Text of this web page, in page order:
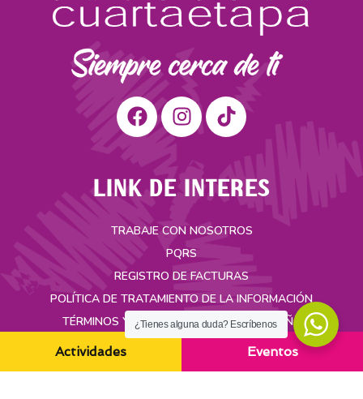
LINK DE INTERES
TRABAJE CON NOSOTROS
PQRS
REGISTRO DE FACTURAS
POLÍTICA DE TRATAMIENTO DE LA INFORMACIÓN
TÉRMINOS Y CONDICIONES DE LA CAMPAÑA
CONTACTO
Actividades Eventos
¿Tienes alguna duda? Escríbenos